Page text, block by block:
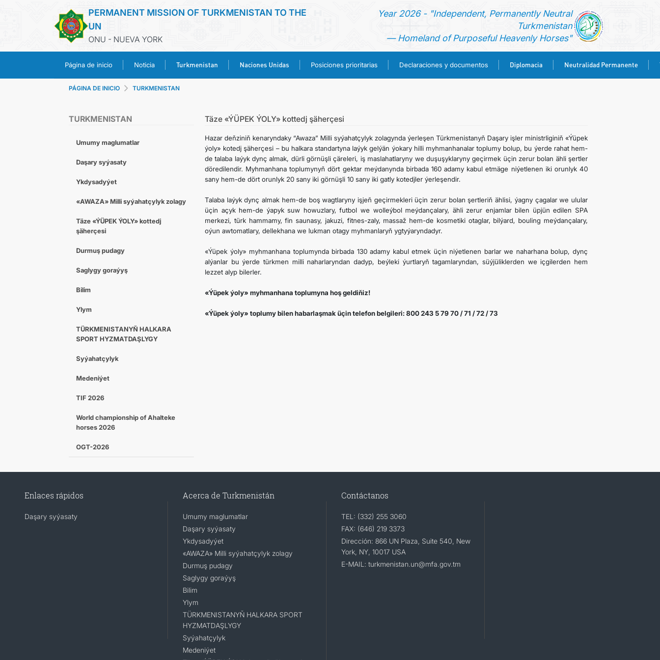
PERMANENT MISSION OF TURKMENISTAN TO THE
UN
ONU - NUEVA YORK
Year 2026 - "Independent, Permanently Neutral
Turkmenistan
— Homeland of Purposeful Heavenly Horses"
Página de inicio Noticia Turkmenistan Naciones Unidas Posiciones prioritarias Declaraciones y documentos Diplomacia Neutralidad Permanente
NOTICIA
TURKMENISTAN
NACIONES UNIDAS
POSICIONES PRIORITARIAS
DECLARACIONES Y DOCUMENTOS
DIPLOMACIA
PÁGINA DE INICIO TURKMENISTAN
TURKMENISTAN
Umumy maglumatlar
Daşary syýasaty
Ykdysadyýet
«AWAZA» Milli syýahatçylyk zolagy
Täze «ÝÜPEK ÝOLY» kottedj
şäherçesi
Durmuş pudagy
Saglygy goraýyş
Bilim
Ylym
TÜRKMENISTANYŇ HALKARA
SPORT HYZMATDAŞLYGY
Syýahatçylyk
Medeniýet
TIF 2026
World championship of Ahalteke
horses 2026
OGT-2026
Täze «ÝÜPEK ÝOLY» kottedj şäherçesi
Hazar deňziniň kenaryndaky “Awaza” Milli syýahatçylyk zolagynda ýerleşen Türkmenistanyň Daşary işler ministrliginiň «Ýüpek
ýoly» kotedj şäherçesi – bu halkara standartyna laýyk gelýän ýokary hilli myhmanhanalar toplumy bolup, bu ýerde rahat hem-
de talaba laýyk dynç almak, dürli görnüşli çäreleri, iş maslahatlaryny we duşuşyklaryny geçirmek üçin zerur bolan ähli şertler
döredilendir. Myhmanhana toplumynyň dört gektar meýdanynda birbada 160 adamy kabul etmäge niýetlenen iki orunlyk 40
sany hem-de dört orunlyk 20 sany iki görnüşli 10 sany iki gatly kotedjler ýerleşendir.
Talaba laýyk dynç almak hem-de boş wagtlaryny işjeň geçirmekleri üçin zerur bolan şertleriň ählisi, ýagny çagalar we ulular
üçin açyk hem-de ýapyk suw howuzlary, futbol we wolleýbol meýdançalary, ähli zerur enjamlar bilen üpjün edilen SPA
merkezi, türk hammamy, fin saunasy, jakuzi, fitnes-zaly, massaž hem-de kosmetiki otaglar, bilýard, bouling meýdançalary,
oýun awtomatlary, dellekhana we lukman otagy myhmanlaryň ygtyýaryndadyr.
«Ýüpek ýoly» myhmanhana toplumynda birbada 130 adamy kabul etmek üçin niýetlenen barlar we naharhana bolup, dynç
alýanlar bu ýerde türkmen milli naharlaryndan dadyp, beýleki ýurtlaryň tagamlaryndan, süýjüliklerden we içgilerden hem
lezzet alyp bilerler.
«Ýüpek ýoly» myhmanhana toplumyna hoş geldiňiz!
«Ýüpek ýoly» toplumy bilen habarlaşmak üçin telefon belgileri: 800 243 5 79 70 / 71 / 72 / 73
Enlaces rápidos
Daşary syýasaty
Acerca de Turkmenistán
Umumy maglumatlar
Daşary syýasaty
Ykdysadyýet
«AWAZA» Milli syýahatçylyk zolagy
Durmuş pudagy
Saglygy goraýyş
Bilim
Ylym
TÜRKMENISTANYŇ HALKARA SPORT
HYZMATDAŞLYGY
Syýahatçylyk
Medeniýet
Contáctanos
TEL: (332) 255 3060
FAX: (646) 219 3373
Dirección: 866 UN Plaza, Suite 540, New
York, NY, 10017 USA
E-MAIL: turkmenistan.un@mfa.gov.tm